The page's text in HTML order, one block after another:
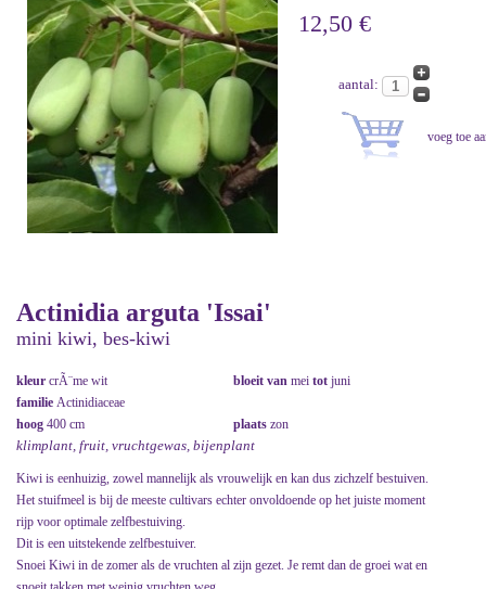
12,50 €
aantal:
Actinidia arguta 'Issai'
mini kiwi, bes-kiwi
kleur crÃ¨me wit bloeit van mei tot juni
familie Actinidiaceae
hoog 400 cm plaats zon
klimplant, fruit, vruchtgewas, bijenplant
Kiwi is eenhuizig, zowel mannelijk als vrouwelijk en kan dus zichzelf bestuiven.
Het stuifmeel is bij de meeste cultivars echter onvoldoende op het juiste moment
rijp voor optimale zelfbestuiving.
Dit is een uitstekende zelfbestuiver.
Snoei Kiwi in de zomer als de vruchten al zijn gezet. Je remt dan de groei wat en